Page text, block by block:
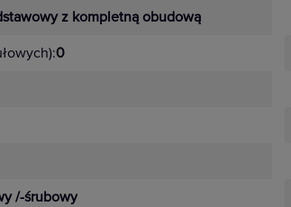
z kompletną obudową
0
/-śrubowy